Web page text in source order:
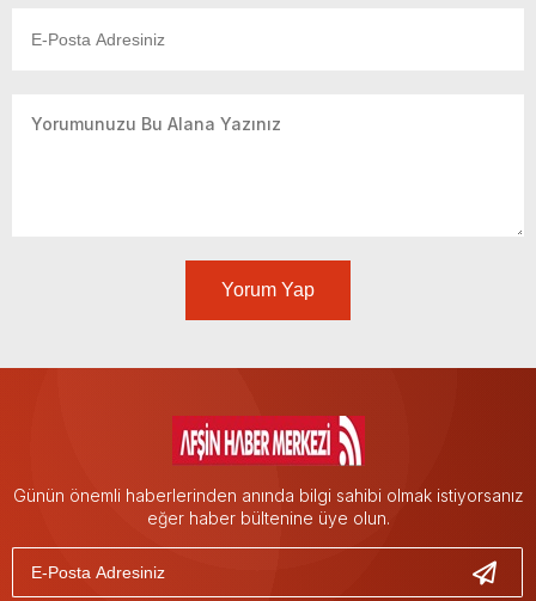
Yorum Yap
Günün önemli haberlerinden anında bilgi sahibi olmak istiyorsanız
eğer haber bültenine üye olun.